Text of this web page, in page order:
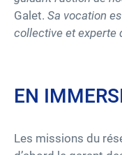
Galet. Sa vocation
collective et experte
EN
Les missions du